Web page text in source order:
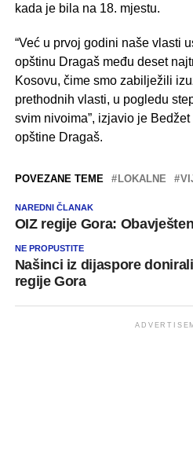
kada je bila na 18. mjestu.
“Već u prvoj godini naše vlasti
opštinu Dragaš među deset
Kosovu, čime smo zabilježili
prethodnih vlasti, u pogledu
svim nivoima”, izjavio je
opštine Dragaš.
POVEZANE TEME LOKALNE
NAREDNI ČLANAK
OIZ regije Gora:
NE PROPUSTITE
Našinci iz dijaspore
regije Gora